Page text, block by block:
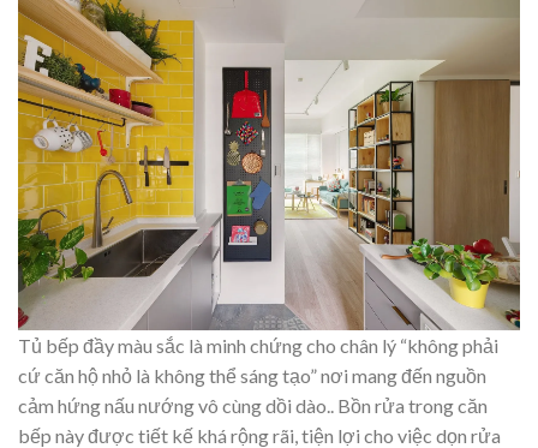
Tủ bếp đầy màu sắc là minh chứng cho chân lý “không phải
cứ căn hộ nhỏ là không thể sáng tạo” nơi mang đến nguồn
cảm hứng nấu nướng vô cùng dồi dào.. Bồn rửa trong căn
bếp này được tiết kế khá rộng rãi, tiện lợi cho việc dọn rửa